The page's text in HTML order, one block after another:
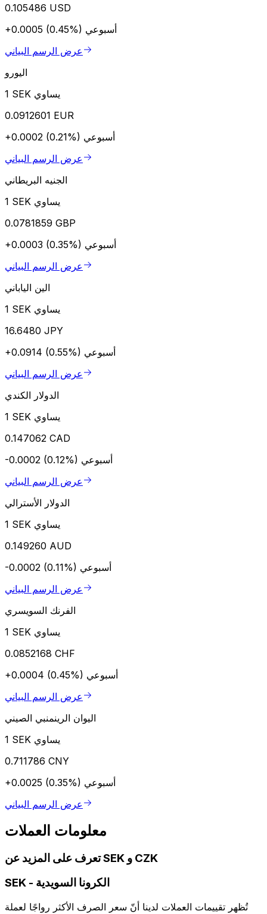
0.105486 USD
+0.0005 (0.45%) أسبوعي
عرض الرسم البياني
اليورو
1 SEK يساوي
0.0912601 EUR
+0.0002 (0.21%) أسبوعي
عرض الرسم البياني
الجنيه البريطاني
1 SEK يساوي
0.0781859 GBP
+0.0003 (0.35%) أسبوعي
عرض الرسم البياني
الين الياباني
1 SEK يساوي
16.6480 JPY
+0.0914 (0.55%) أسبوعي
عرض الرسم البياني
الدولار الكندي
1 SEK يساوي
0.147062 CAD
-0.0002 (0.12%) أسبوعي
عرض الرسم البياني
الدولار الأسترالي
1 SEK يساوي
0.149260 AUD
-0.0002 (0.11%) أسبوعي
عرض الرسم البياني
الفرنك السويسري
1 SEK يساوي
0.0852168 CHF
+0.0004 (0.45%) أسبوعي
عرض الرسم البياني
اليوان الرينمنبي الصيني
1 SEK يساوي
0.711786 CNY
+0.0025 (0.35%) أسبوعي
عرض الرسم البياني
معلومات العملات
تعرف على المزيد عن SEK و CZK
SEK - الكرونا السويدية
تُظهر تقييمات العملات لدينا أنّ سعر الصرف الأكثر رواجًا لعملة